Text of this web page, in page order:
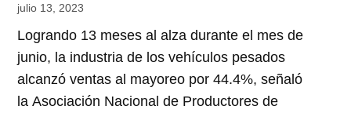
julio 13, 2023
Logrando 13 meses al alza durante el mes de
junio, la industria de los vehículos pesados
alcanzó ventas al mayoreo por 44.4%, señaló
la Asociación Nacional de Productores de